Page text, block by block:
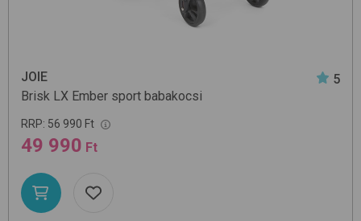
JOIE
5
Brisk LX Ember sport babakocsi
RRP: 56 990 Ft
49 990 Ft